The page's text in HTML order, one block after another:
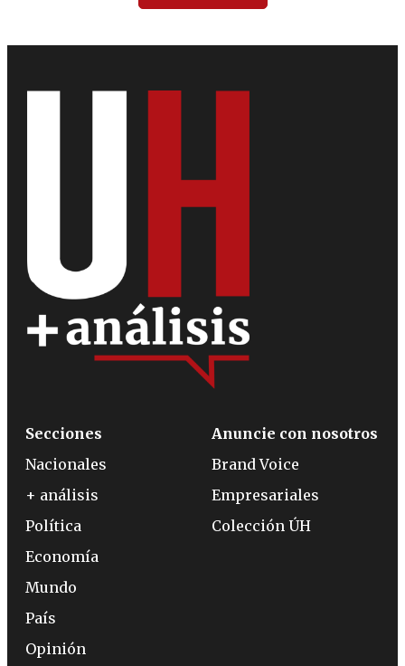
Secciones
Nacionales
+ análisis
Política
Economía
Mundo
País
Opinión
Anuncie con nosotros
Brand Voice
Empresariales
Colección ÚH